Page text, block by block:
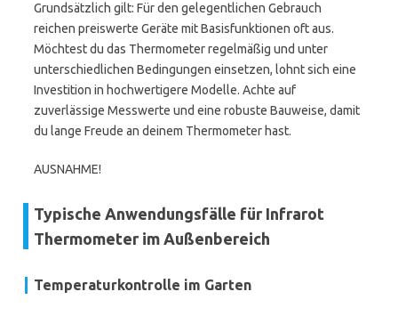
Grundsätzlich gilt: Für den gelegentlichen Gebrauch
reichen preiswerte Geräte mit Basisfunktionen oft aus.
Möchtest du das Thermometer regelmäßig und unter
unterschiedlichen Bedingungen einsetzen, lohnt sich eine
Investition in hochwertigere Modelle. Achte auf
zuverlässige Messwerte und eine robuste Bauweise, damit
du lange Freude an deinem Thermometer hast.
AUSNAHME!
Typische Anwendungsfälle für Infrarot
Thermometer im Außenbereich
Temperaturkontrolle im Garten